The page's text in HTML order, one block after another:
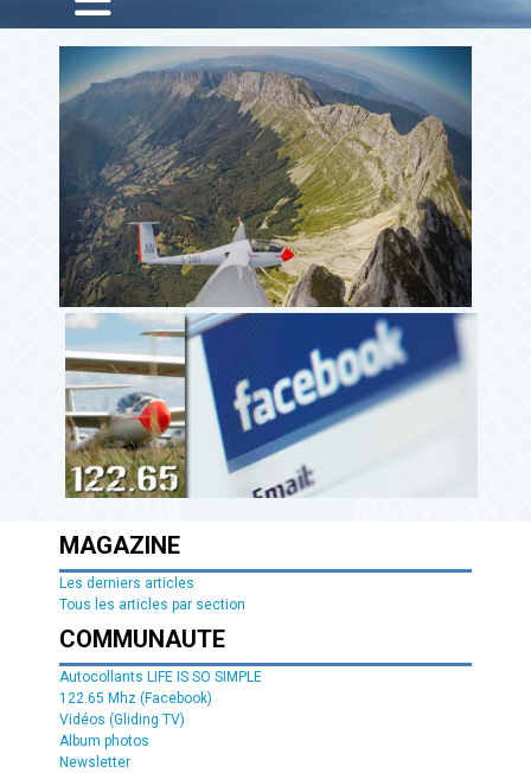
MAGAZINE
Les derniers articles
Tous les articles par section
COMMUNAUTE
Autocollants LIFE IS SO SIMPLE
122.65 Mhz (Facebook)
Vidéos (Gliding TV)
Album photos
Newsletter